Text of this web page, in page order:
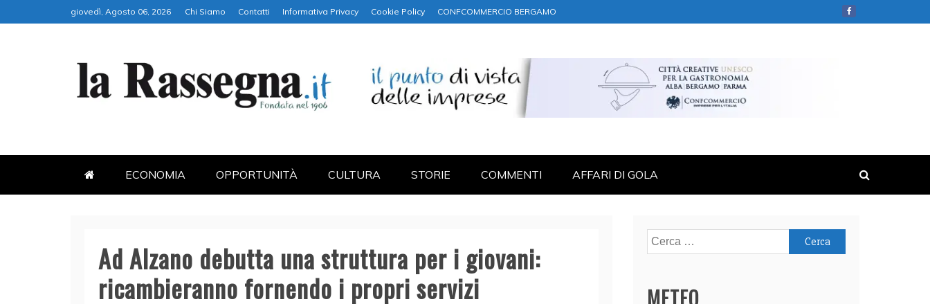
to
giovedì, Agosto 06, 2026 Chi Siamo Contatti Informativa Privacy Cookie Policy CONFCOMMERCIO BERGAMO
LA RASSEGNA
ECONOMIA OPPORTUNITÀ CULTURA STORIE COMMENTI AFFARI DI GOLA
Ad Alzano debutta una struttura per i giovani:
ricambieranno fornendo i propri servizi
Ricerca
per:
METEO